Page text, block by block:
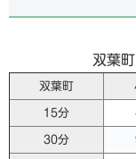
双葉
双葉町
15分
30分